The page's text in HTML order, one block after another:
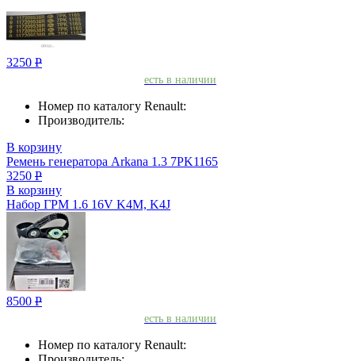
3250 Р
есть в наличии
Номер по каталогу Renault:
Производитель:
В корзину
Ремень генератора Arkana 1.3 7PK1165
3250 Р
В корзину
Набор ГРМ 1.6 16V K4M, K4J
8500 Р
есть в наличии
Номер по каталогу Renault: